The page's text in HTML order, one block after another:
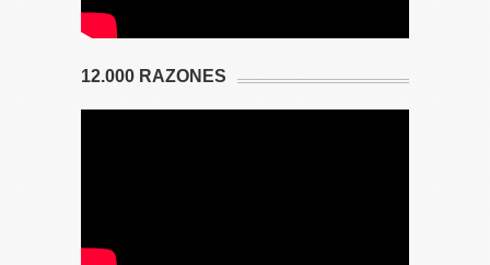
12.000 RAZONES